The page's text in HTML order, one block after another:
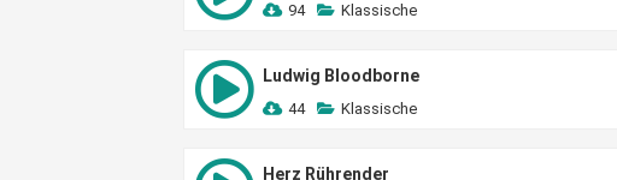
94 Klassische
Ludwig Bloodborne
44 Klassische
Herz Rührender